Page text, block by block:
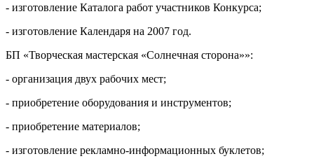
- изготовление Каталога работ участников Конкурса;
- изготовление Календаря на 2007 год.
БП «Творческая мастерская «Солнечная сторона»»:
- организация двух рабочих мест;
- приобретение оборудования и инструментов;
- приобретение материалов;
- изготовление рекламно-информационных буклетов;